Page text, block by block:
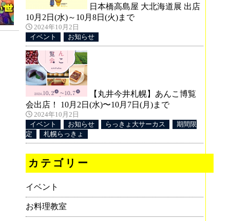
日本橋高島屋 大北海道展 出店
10月2日(水)～10月8日(火)まで
2024年10月2日
イベント
お知らせ
【丸井今井札幌】あんこ博覧
会出店！ 10月2日(水)〜10月7日(月)まで
2024年10月2日
イベント
お知らせ らっきょ大サーカス
期間限
定
札幌らっきょ
カテゴリー
イベント
お料理教室